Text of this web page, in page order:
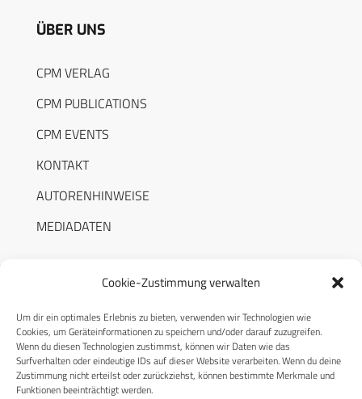
Cookie-Zustimmung verwalten
Um dir ein optimales Erlebnis zu bieten, verwenden wir Technologien wie
Cookies, um Geräteinformationen zu speichern und/oder darauf zuzugreifen.
Wenn du diesen Technologien zustimmst, können wir Daten wie das
Surfverhalten oder eindeutige IDs auf dieser Website verarbeiten. Wenn du deine
Zustimmung nicht erteilst oder zurückziehst, können bestimmte Merkmale und
Funktionen beeinträchtigt werden.
ÜBER UNS
CPM VERLAG
CPM PUBLICATIONS
CPM EVENTS
KONTAKT
AUTORENHINWEISE
MEDIADATEN
RECHTLICHES
Datenschutzerklärung